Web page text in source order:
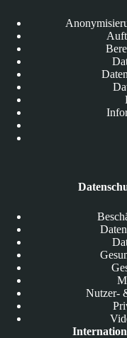
Nutzer-